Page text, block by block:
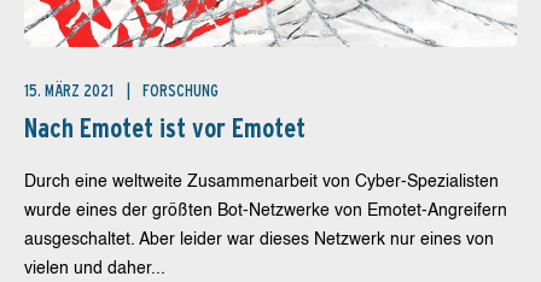
15. MÄRZ 2021 FORSCHUNG
Nach Emotet ist vor Emotet
Durch eine weltweite Zusammenarbeit von Cyber-Spezialisten
wurde eines der größten Bot-Netzwerke von Emotet-Angreifern
ausgeschaltet. Aber leider war dieses Netzwerk nur eines von
vielen und daher...